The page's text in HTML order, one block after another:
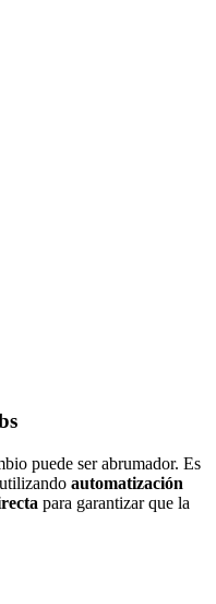
puede ser abrumador. Es
automatización
para garantizar que la